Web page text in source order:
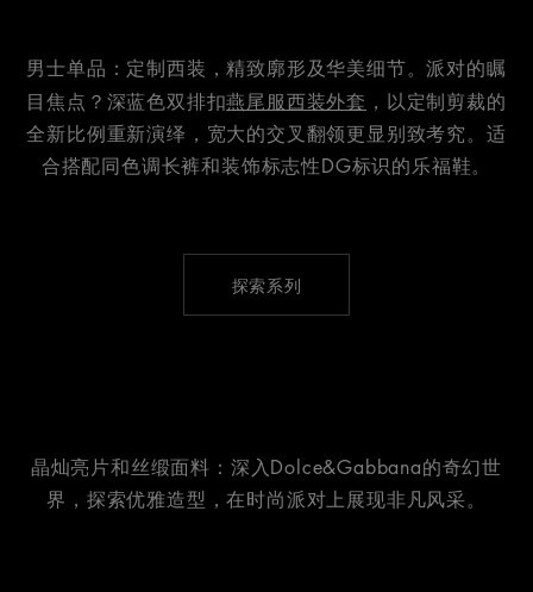
男士单品：定制西装，精致廓形及华美细节。派对的瞩
目焦点？深蓝色双排扣燕尾服西装外套 ，以定制剪裁的
全新比例重新演绎，宽大的交叉翻领更显别致考究。适
合搭配同色调长裤和装饰标志性DG标识的乐福鞋。
探索系列
晶灿亮片和丝缎面料：深入Dolce&Gabbana的奇幻世
界，探索优雅造型，在时尚派对上展现非凡风采。